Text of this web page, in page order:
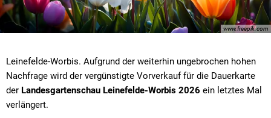
www.freepik.com
Leinefelde-Worbis. Aufgrund der weiterhin ungebrochen hohen
Nachfrage wird der vergünstigte Vorverkauf für die Dauerkarte
der Landesgartenschau Leinefelde-Worbis 2026 ein letztes Mal
verlängert.